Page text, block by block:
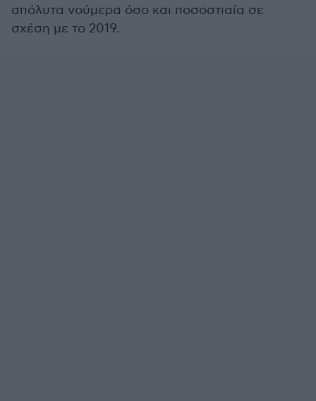
απόλυτα νούμερα όσο και ποσοστιαία σε
σχέση με το 2019.